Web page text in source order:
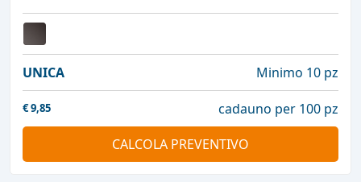
UNICA Minimo 10 pz
€9,85
cadauno per 100 pz
CALCOLA PREVENTIVO